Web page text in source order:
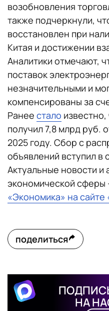
возобновления
также подчеркнули,
восстановлен при
Китая и достижении
Аналитики отмечают,
поставок
незначительными и
компенсированы за
Ранее стало
получил 7,8 млрд руб.
2025 году. Сбор с
объявлений вступил в
Актуальные новости и
экономической сферы
«Экономика» на сайте
поделиться
НА